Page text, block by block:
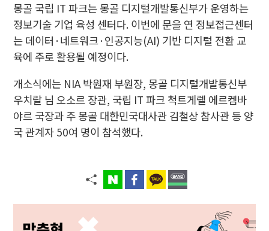
몽골 국립 IT 파크는 몽골 디지털개발통신부가 운영하는
정보기술 기업 육성 센터다. 이번에 문을 연 정보접근센터
는 데이터·네트워크·인공지능(AI) 기반 디지털 전환 교
육에 주로 활용될 예정이다.
개소식에는 NIA 박원재 부원장, 몽골 디지털개발통신부
우치랄 님 오소르 장관, 국립 IT 파크 척트게렐 에르켐바
야르 국장과 주 몽골 대한민국대사관 김철상 참사관 등 양
국 관계자 50여 명이 참석했다.